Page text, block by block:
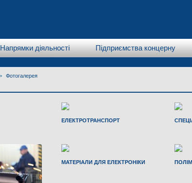
Напрямки діяльності Підприємства концерну
Фотогалерея
ЕЛЕКТРОТРАНСПОРТ
МАТЕРІАЛИ ДЛЯ ЕЛЕКТРОНІКИ